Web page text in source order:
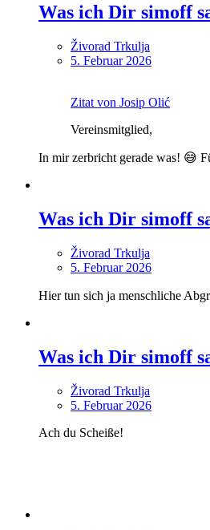
Was ich Dir simoff
Živorad Trkulja
5. Februar 2026
Zitat von Josip Olić
Vereinsmitglied,
In mir zerbricht gerade was! 😅
Was ich Dir simoff
Živorad Trkulja
5. Februar 2026
Hier tun sich ja menschliche
Was ich Dir simoff
Živorad Trkulja
5. Februar 2026
Ach du Scheiße!